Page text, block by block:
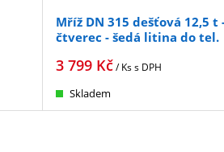
Mříž DN 315 dešťová 12,5 t
čtverec - šedá litina do tel.
3 799Kč/ Kss DPH
Skladem